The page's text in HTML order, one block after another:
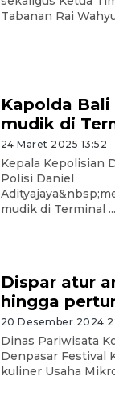
Tabanan Rai
Kapolda
mudik di
24 Maret 2025 13:52
Kepala Kepolisian
Polisi Daniel
mudik di Terminal ...
Dispar atur
hingga
20 Desember 2024
Dinas Pariwisata
Denpasar Festival
kuliner Usaha
4
23